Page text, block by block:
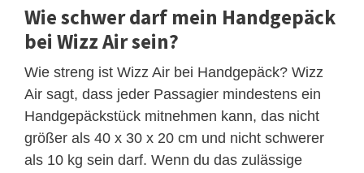
Wie schwer darf mein Handgepäck
bei Wizz Air sein?
Wie streng ist Wizz Air bei Handgepäck? Wizz
Air sagt, dass jeder Passagier mindestens ein
Handgepäckstück mitnehmen kann, das nicht
größer als 40 x 30 x 20 cm und nicht schwerer
als 10 kg sein darf. Wenn du das zulässige